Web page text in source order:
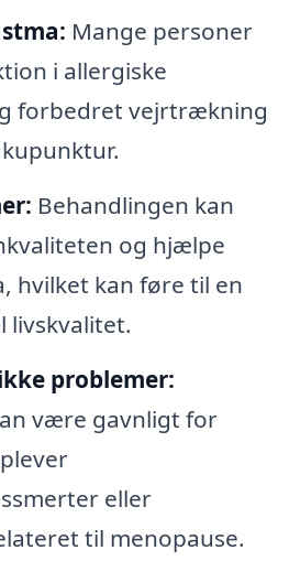
Mange personer
i allergiske
forbedret vejrtrækning
Behandlingen kan
og hjælpe
hvilket kan føre til en
livskvalitet.
problemer:
være gavnligt for
eller
til menopause.